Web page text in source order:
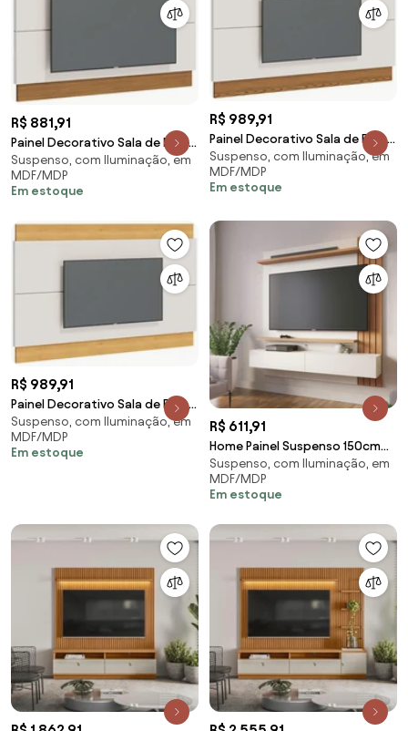
R$ 881,91
Painel Decorativo Sala de Estar
180cm Julien Off White/Freijó
G29 - Gran Belo
Suspenso, com Iluminação, em
MDF/MDP
Em estoque
R$ 989,91
Painel Decorativo Sala de Estar
218cm Julien Off White/Freijó
G29 - Gran Belo
Suspenso, com Iluminação, em
MDF/MDP
Em estoque
R$ 989,91
Painel Decorativo Sala de Estar
218cm Julien Off White/Nature
G29 - Gran Belo
Suspenso, com Iluminação, em
MDF/MDP
Em estoque
R$ 611,91
Home Painel Suspenso 150cm
Ripado Railay Off White/Freijó
G73 - Gran Belo
Suspenso, com Iluminação, em
MDF/MDP
Em estoque